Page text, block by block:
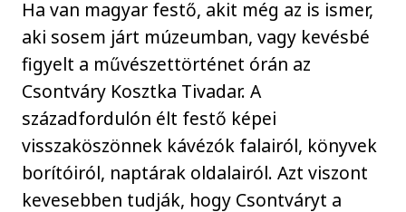
Ha van magyar festő, akit még az is ismer,
aki sosem járt múzeumban, vagy kevésbé
figyelt a művészettörténet órán az
Csontváry Kosztka Tivadar. A
századfordulón élt festő képei
visszaköszönnek kávézók falairól, könyvek
borítóiról, naptárak oldalairól. Azt viszont
kevesebben tudják, hogy Csontváryt a